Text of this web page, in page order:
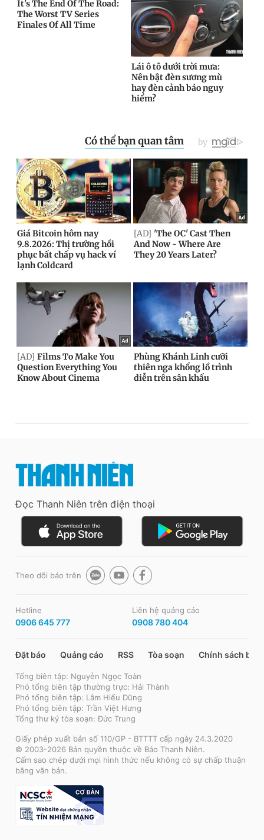
Đọc Thanh Niên trên điện thoại
Theo dõi báo trên
Hotline
0906 645 777
Liên hệ quảng cáo
0908 780 404
Đặt báo Quảng cáo RSS Tòa soạn Chính sách bảo
Tổng biên tập: Nguyễn Ngọc Toàn
Phó tổng biên tập thường trực: Hải Thành
Phó tổng biên tập: Lâm Hiếu Dũng
Phó tổng biên tập: Trần Việt Hưng
Tổng thư ký tòa soạn: Đức Trung
Giấy phép xuất bản số 110/GP - BTTTT cấp ngày 24.3.2020
© 2003-2026 Bản quyền thuộc về Báo Thanh Niên.
Cấm sao chép dưới mọi hình thức nếu không có sự chấp thuận
bằng văn bản.